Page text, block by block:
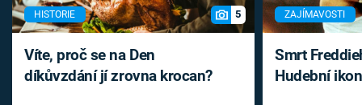
HISTORIE 5
Víte, proč se na Den
díkůvzdání jí zrovna krocan?
ZAJÍMAVOSTI
Smrt
Hudební